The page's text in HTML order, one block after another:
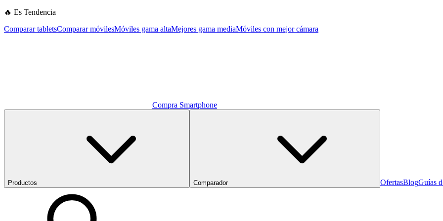
🔥 Es Tendencia
Comparar tabletsComparar móvilesMóviles gama altaMejores gama mediaMóviles con mejor cámara
Compra Smartphone
Productos Comparador OfertasBlogGuías